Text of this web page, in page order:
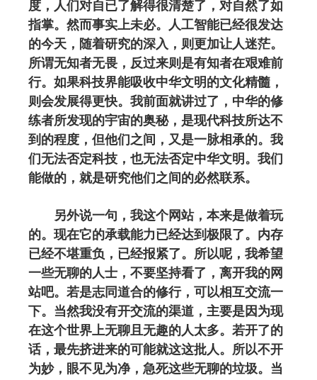
度，人们对自已了解得很清楚了，对自然了如
指掌。然而事实上未必。人工智能已经很发达
的今天，随着研究的深入，则更加让人迷茫。
所谓无知者无畏，反过来则是有知者在艰难前
行。如果科技界能吸收中华文明的文化精髓，
则会发展得更快。我前面就讲过了，中华的修
练者所发现的宇宙的奥秘，是现代科技所达不
到的程度，但他们之间，又是一脉相承的。我
们无法否定科技，也无法否定中华文明。我们
能做的，就是研究他们之间的必然联系。
另外说一句，我这个网站，本来是做着玩
的。现在它的承载能力已经达到极限了。内存
已经不堪重负，已经报紧了。所以呢，我希望
一些无聊的人士，不要坚持看了，离开我的网
站吧。若是志同道合的修行，可以相互交流一
下。当然我没有开交流的渠道，主要是因为现
在这个世界上无聊且无趣的人太多。若开了的
话，最先挤进来的可能就这这批人。所以不开
为妙，眼不见为净，急死这些无聊的垃圾。当